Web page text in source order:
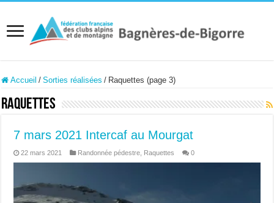
Accueil / Sorties réalisées / Raquettes (page 3)
Raquettes
7 mars 2021 Intercaf au Mourgat
22 mars 2021 Randonnée pédestre Raquettes 0